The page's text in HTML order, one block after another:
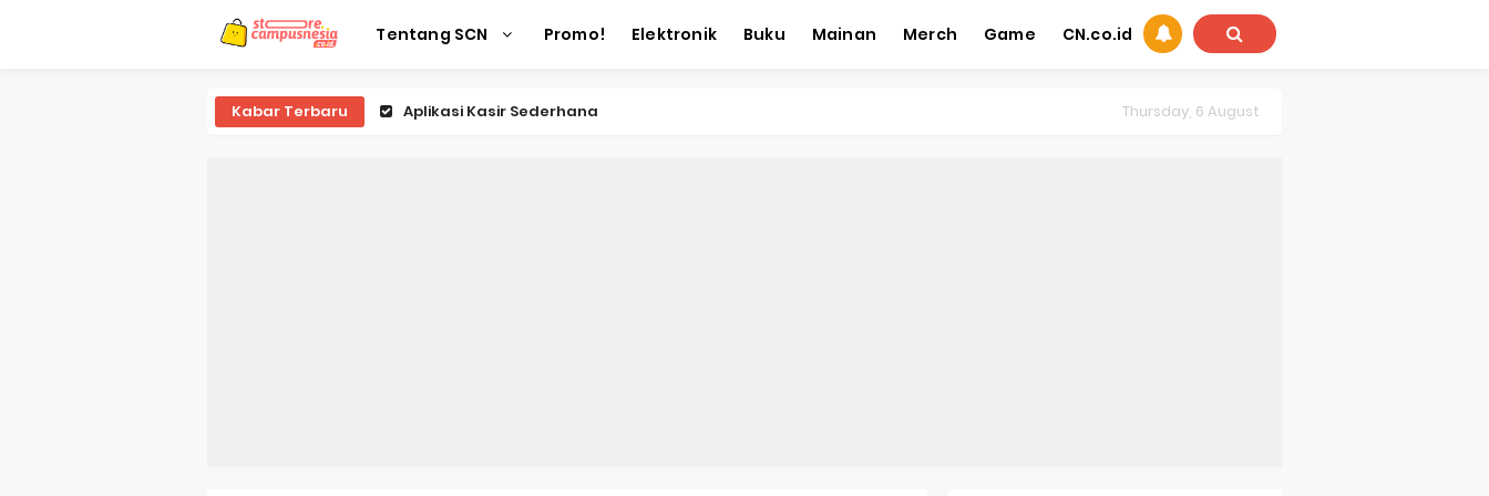
Tentang SCN Promo! Elektronik Buku Mainan Merch Game CN.co.id
Kabar Terbaru Game Memberi Makan Thursday, 6 August